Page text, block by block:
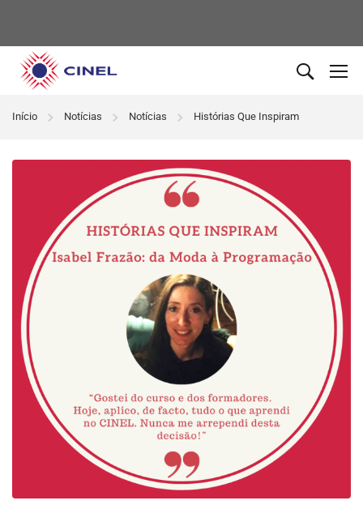
Início Notícias Notícias Histórias Que Inspiram